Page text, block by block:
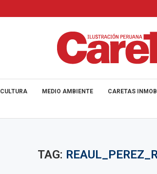
CULTURA MEDIO AMBIENTE CARETAS
TAG: